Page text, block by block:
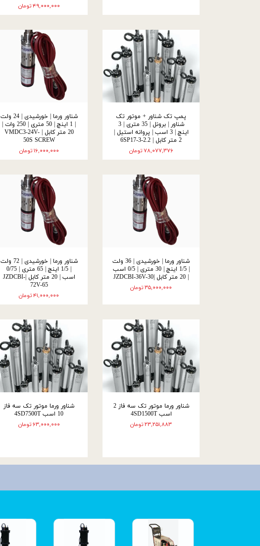
۴۹,۰۰۰,۰۰۰ تومان
پمپ تک شناور + موتور تک
شناور | برونل | 35 متری | 3
اینچ | 3 اسب | پروانه استیل |
2 متر کابل | 6SP17-3-2.2
۷۸,۰۷۷,۳۷۶ تومان
شناور ورما | خورشیدی | 24 ولت
| 1 اینچ | 50 متری | 250 وات |
20 متر کابل | VMDC3-24V-
50S SCREW
۱۶,۰۰۰,۰۰۰ تومان
شناور ورما | خورشیدی | 36 ولت
| 1/5 اینچ | 30 متری | 0/5 اسب
۳۵,۰۰۰,۰۰۰ تومان
شناور ورما | خورشیدی | 72 ولت
| 1/5 اینچ | 65 متری | 0/75
اسب | 20 متر کابل |JZDCBI-
72V-65
۴۱,۰۰۰,۰۰۰ تومان
شناور ورما موتور تک سه فاز 2
اسب 4SD1500T
۲۳,۲۵۱,۸۸۳ تومان
شناور ورما موتور تک سه فاز
10 اسب 4SD7500T
۶۳,۰۰۰,۰۰۰ تومان